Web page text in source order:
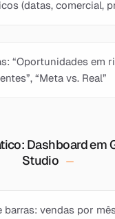
(datas, comercial,
“Oportunidades em
“Meta vs. Real”
Dashboard em
Studio
barras: vendas por